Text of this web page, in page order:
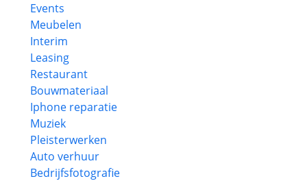
Events
Meubelen
Interim
Leasing
Restaurant
Bouwmateriaal
Iphone reparatie
Muziek
Pleisterwerken
Auto verhuur
Bedrijfsfotografie